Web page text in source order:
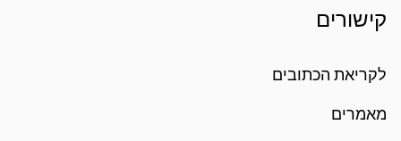
קישורים
לקריאת הכתובים
מאמרים